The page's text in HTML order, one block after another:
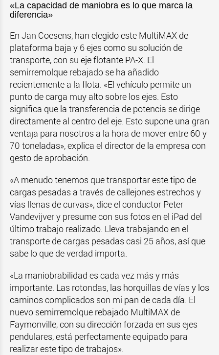
«La capacidad de maniobra es lo que marca la
diferencia»
En Jan Coesens, han elegido este MultiMAX de
plataforma baja y 6 ejes como su solución de
transporte, con su eje flotante PA-X. El
semirremolque rebajado se ha añadido
recientemente a la flota. «El vehículo permite un
punto de carga muy alto sobre los ejes. Esto
significa que la transferencia de potencia se dirige
directamente al centro del eje. Esto supone una gran
ventaja para nosotros a la hora de mover entre 60 y
70 toneladas», explica el director de la empresa con
gesto de aprobación.
«A menudo tenemos que transportar este tipo de
cargas pesadas a través de callejones estrechos y
vías llenas de curvas», dice el conductor Peter
Vandevijver y presume con sus fotos en el iPad del
último trabajo realizado. Lleva trabajando en el
transporte de cargas pesadas casi 25 años, así que
sabe lo que de verdad importa.
«La maniobrabilidad es cada vez más y más
importante. Las rotondas, las horquillas de vías y los
caminos complicados son mi pan de cada día. El
nuevo semirremolque rebajado MultiMAX de
Faymonville, con su dirección forzada en sus ejes
pendulares, está perfectamente equipado para
realizar este tipo de trabajos».